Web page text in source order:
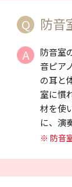
Q 防音
A
防音室
音ピア
の耳と
室に慣
材を使
に、演
※ 防音